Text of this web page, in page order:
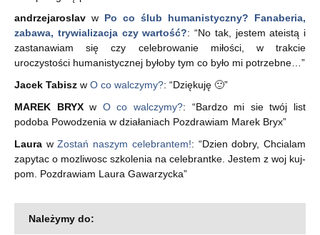
andrzejaroslav w Po co ślub humanistyczny? Fanaberia,
zabawa, trywializacja czy wartość?: “No tak, jestem ateistą i
zastanawiam się czy celebrowanie miłości, w trakcie
uroczystości humanistycznej byłoby tym co było mi potrzebne…”
Jacek Tabisz w O co walczymy?: “Dziękuję 🙂”
MAREK BRYXw O co walczymy?: “Bardzo mi sie twój list
podoba Powodzenia w działaniach Pozdrawiam Marek Bryx”
Laura wZostań naszym celebrantem!: “Dzien dobry, Chcialam
zapytac o mozliwosc szkolenia na celebrantke. Jestem z woj kuj-
pom. Pozdrawiam Laura Gawarzycka”
Należymy do: